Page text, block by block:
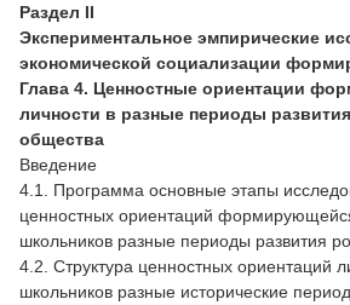
Раздел II
Экспериментальное эмпирические
экономической социализации
Глава 4. Ценностные ориентации
личности в разные периоды
общества
Введение
4.1. Программа основные этапы
ценностных ориентаций
школьников разные периоды развития
4.2. Структура ценностных ориентаций
школьников разные исторические